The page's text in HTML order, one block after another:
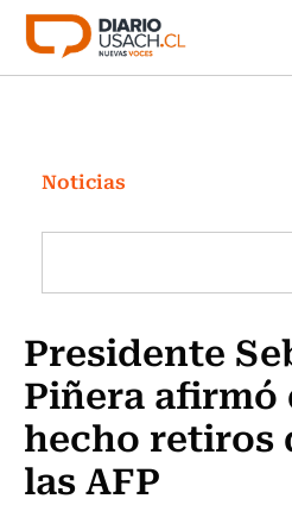
Click acá para ir directamente
Investigación
Cultura
Programas Radio y TV
Noticias
Presidente
Piñera afirmó
hecho retiros
las AFP